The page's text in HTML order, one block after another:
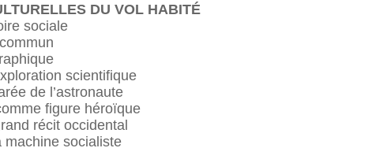
DU VOL HABITÉ
sociale
scientifique
de l’astronaute
figure héroïque
récit occidental
machine socialiste